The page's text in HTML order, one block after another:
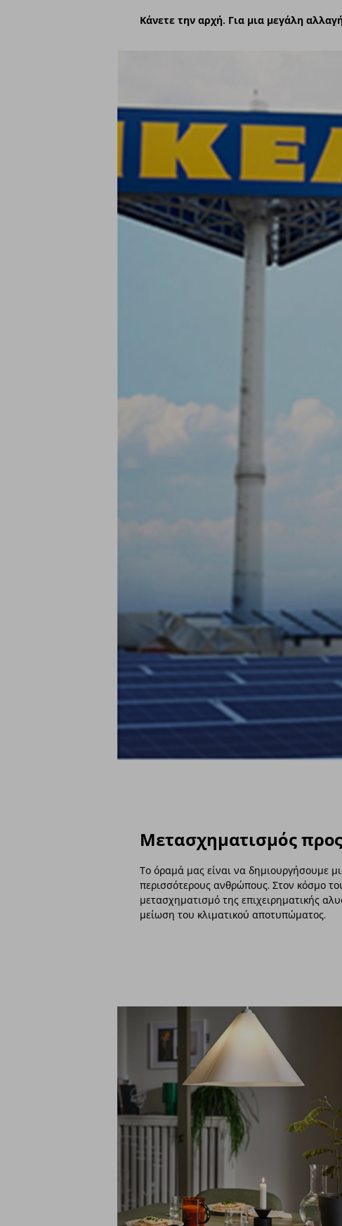
Κάνετε την αρχή. Για μια μεγάλη
Μετασχηματισμός
Το όραμά μας είναι να δημιουργήσουμε
περισσότερους ανθρώπους. Στον κόσμο
μετασχηματισμό της επιχειρηματικής
μείωση του κλιματικού αποτυπώματος.